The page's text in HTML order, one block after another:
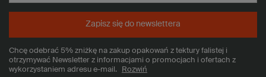
Chcę odebrać 5% zniżkę na zakup opakowań z tektury falistej i
otrzymywać Newsletter z informacjami o promocjach i ofertach z
wykorzystaniem adresu e-mail.
Rozwiń
Zapisz się do newslettera